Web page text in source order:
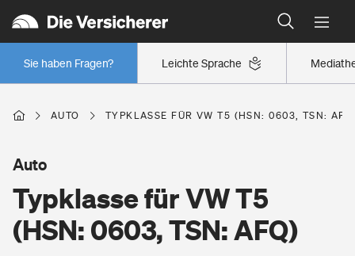
Leichte Sprache
Sie haben Fragen?
Wer versichert was: Jetzt Versicherer finden
Regionalklassen: So ist Ihre Region eingestuft
Wer versichert was: Jetzt Versicherer finden
Berufsunfähigkeitsversicherung
Erwerbsunfähigkeitsversicherung
Wohnen
AUTO TYPKLASSE FÜR VW T5 (HSN: 0603, TSN:
Typklasse für VW T5
(HSN: 0603, TSN: AFQ)
Auto